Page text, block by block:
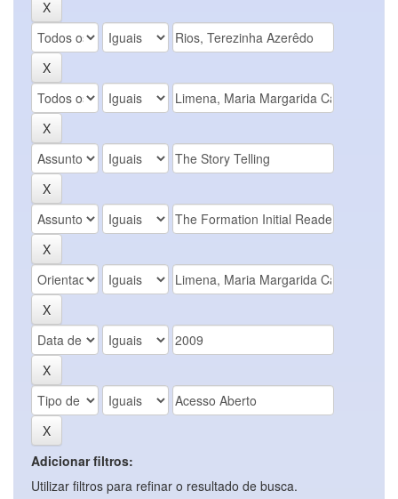
Adicionar filtros:
Utilizar filtros para refinar o resultado de busca.